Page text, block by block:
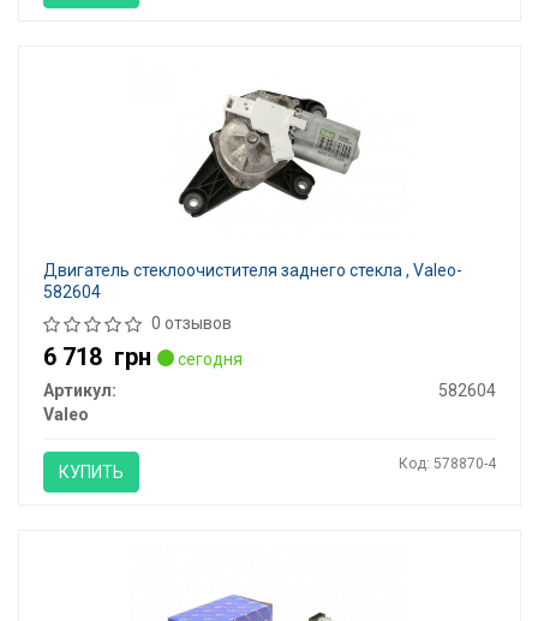
Двигатель стеклоочистителя заднего стекла , Valeo-
582604
0 отзывов
6 718 грн
сегодня
Артикул:
582604
Valeo
КУПИТЬ Код: 578870-4